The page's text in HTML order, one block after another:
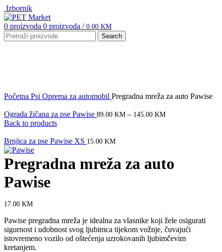
Izbornik
0 proizvoda 0 proizvoda / 0.00 KM
Search
Početna Psi Oprema za automobil Pregradna mreža za auto Pawise
Ograda žičana za pse Pawise 89.00 KM – 145.00 KM
Back to products
Brnjica za pse Pawise XS 15.00 KM
Pregradna mreža za auto
Pawise
17.00 KM
Pawise pregradna mreža je idealna za vlasnike koji žele osigurati
sigurnost i udobnost svog ljubimca tijekom vožnje, čuvajući
istovremeno vozilo od oštećenja uzrokovanih ljubimčevim
kretanjem.